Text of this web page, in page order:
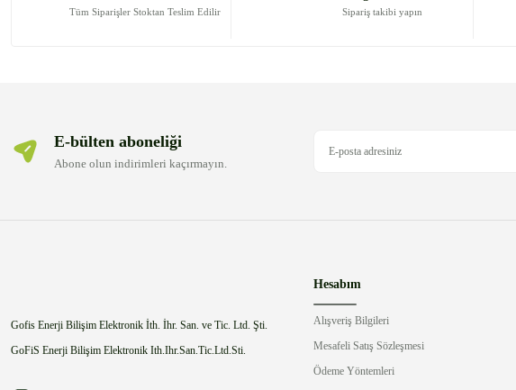
Ürün bilgilerinde hatalar bulunuyor.
Tüm Siparişler Stoktan Teslim Edilir Sipariş takibi yapın
E-bülten aboneliği
Abone olun indirimleri kaçırmayın.
Gofis Enerji Bilişim Elektronik İth. İhr. San. ve Tic. Ltd. Şti.
GoFiS Enerji Bilişim Elektronik Ith.Ihr.San.Tic.Ltd.Sti.
Hesabım
Alışveriş Bilgileri
Mesafeli Satış Sözleşmesi
Ödeme Yöntemleri